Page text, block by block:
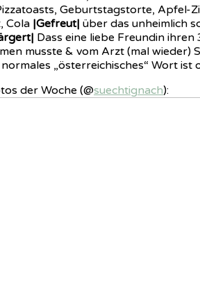
Geburtstagstorte, Apfel-
Cola |Gefreut| über das unheimlich
Dass eine liebe Freundin
musste & vom Arzt (mal wieder)
„österreichisches“ Wort
der Woche (@suechtignach):